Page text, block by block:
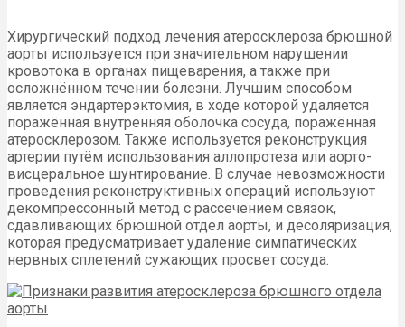
Хирургический подход лечения атеросклероза брюшной
аорты используется при значительном нарушении
кровотока в органах пищеварения, а также при
осложнённом течении болезни. Лучшим способом
является эндартерэктомия, в ходе которой удаляется
поражённая внутренняя оболочка сосуда, поражённая
атеросклерозом. Также используется реконструкция
артерии путём использования аллопротеза или аорто-
висцеральное шунтирование. В случае невозможности
проведения реконструктивных операций используют
декомпрессонный метод с рассечением связок,
сдавливающих брюшной отдел аорты, и десоляризация,
которая предусматривает удаление симпатических
нервных сплетений сужающих просвет сосуда.